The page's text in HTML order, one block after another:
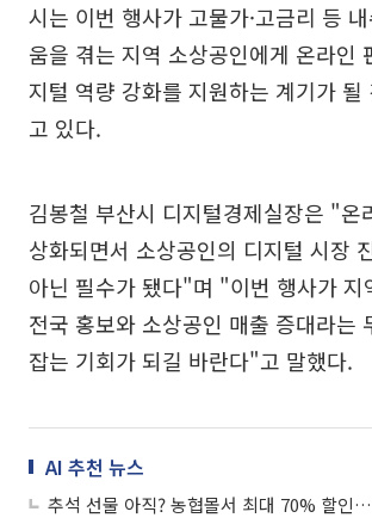
시는 이번 행사가 고물가·고금리 등
움을 겪는 지역 소상공인에게 온라인
지털 역량 강화를 지원하는 계기가 될
고 있다.
김봉철 부산시 디지털경제실장은 "온
상화되면서 소상공인의 디지털 시장
아닌 필수가 됐다"며 "이번 행사가 지
전국 홍보와 소상공인 매출 증대라는
잡는 기회가 되길 바란다"고 말했다.
AI 추천 뉴스